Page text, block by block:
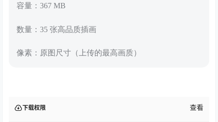
容量：367 MB
数量：35 张高品质插画
像素：原图尺寸（上传的最高画质）
下载权限 查看